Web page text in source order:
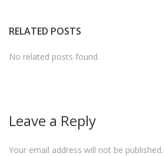
RELATED POSTS
No related posts found.
Leave a Reply
Your email address will not be published.